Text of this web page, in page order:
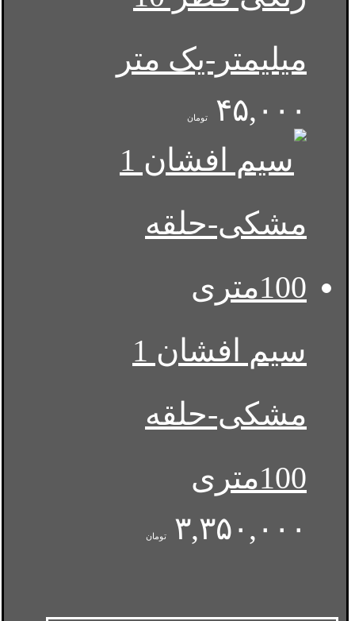
میلیمتر-یک متر
۴۵,۰۰۰
تومان
سیم افشان 1
مشکی-حلقه
100متری
۳,۳۵۰,۰۰۰
تومان